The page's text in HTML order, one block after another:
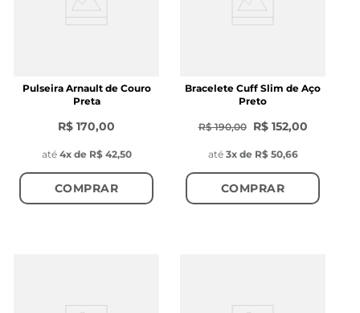
Pulseira Arnault de Couro
Preta
R$ 170,00
até 4x de R$ 42,50
COMPRAR
Bracelete Cuff Slim de Aço
Preto
R$ 190,00 R$ 152,00
até 3x de R$ 50,66
COMPRAR